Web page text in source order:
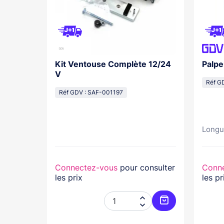
Kit Ventouse Complète 12/24
V
Réf GDV : SAF-001197
Connectez-vous pour consulter
les prix


Ajouter au
Réf
les